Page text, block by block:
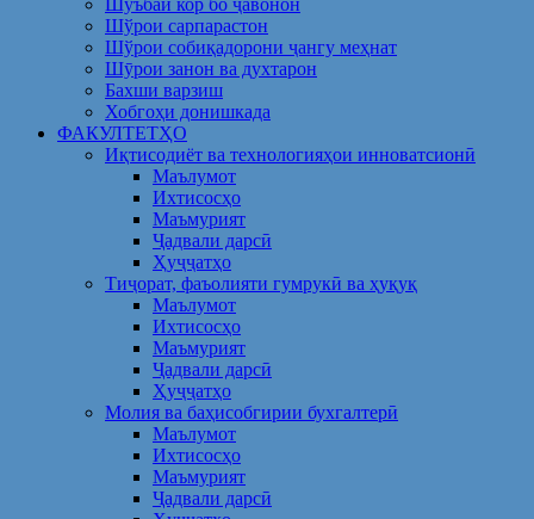
Шӯъбаи кор бо ҷавонон
Шўрои сарпарастон
Шўрои собиқадорони ҷангу меҳнат
Шӯрои занон ва духтарон
Бахши варзиш
Хобгоҳи донишкада
ФАКУЛТЕТҲО
Иқтисодиёт ва технологияҳои инноватсионӣ
Маълумот
Ихтисосҳо
Маъмурият
Ҷадвали дарсӣ
Ҳуҷҷатҳо
Тиҷорат, фаъолияти гумрукӣ ва ҳуқуқ
Маълумот
Ихтисосҳо
Маъмурият
Ҷадвали дарсӣ
Ҳуҷҷатҳо
Молия ва баҳисобгирии бухгалтерӣ
Маълумот
Ихтисосҳо
Маъмурият
Ҷадвали дарсӣ